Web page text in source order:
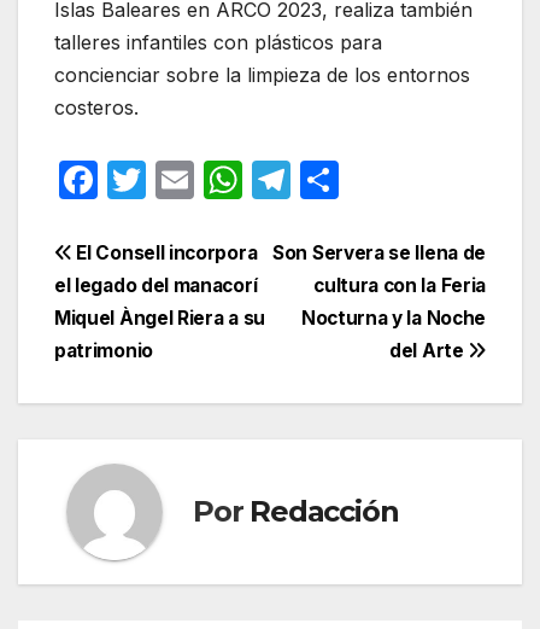
Islas Baleares en ARCO 2023, realiza también
talleres infantiles con plásticos para
concienciar sobre la limpieza de los entornos
costeros.
F
c
e
b
o
o
T
itt
er
E
ail
W
at
s
A
p
T
e
gr
a
m
p
ar
Navegación
de
entradas
Son Servera se llena de
cultura con la Feria
Nocturna y la Noche
del Arte
El Consell incorpora
el legado del manacorí
Miquel Àngel Riera a su
patrimonio
Por Redacción